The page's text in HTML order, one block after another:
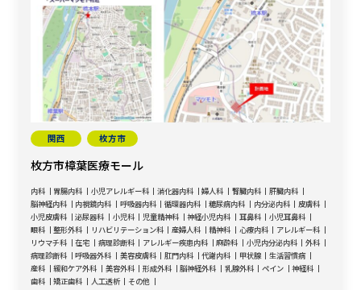
関西 枚方市
枚方市樟葉医療モール
内科 胃腸内科 小児アレルギー科 消化器内科 婦人科 腎臓内科
肝臓内科
脳神経内科
内視鏡内科 呼吸器内科 循環器内科 糖尿病内科 内分泌内科
皮膚科
小児皮膚科
泌尿器科 小児科 児童精神科 神経小児内科 耳鼻科
小児耳鼻科
眼科
整形外科 リハビリテーション科 産婦人科 精神科 心療内科
アレルギー科
リウマチ科
在宅 病理診断科 アレルギー疾患内科 麻酔科 小児内分泌内科
外科
病理診断科
呼吸器外科 美容皮膚科 肛門内科 代謝内科 甲状腺
生活習慣病
産科
緩和ケア外科 美容外科 形成外科 脳神経外科 乳腺外科 ペイン
神経科
歯科
矯正歯科 人工透析 その他